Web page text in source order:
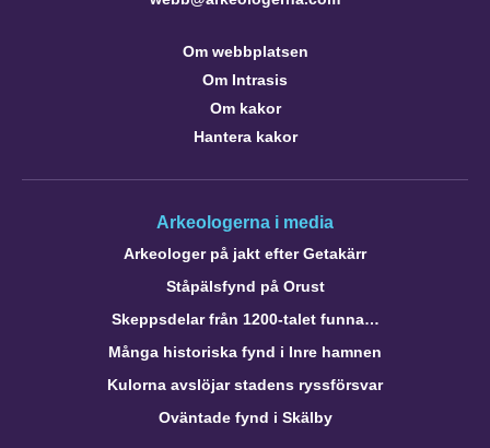
Om webbplatsen
Om Intrasis
Om kakor
Hantera kakor
Arkeologerna i media
Arkeologer på jakt efter Getakärr
Ståpälsfynd på Orust
Skeppsdelar från 1200-talet funna…
Många historiska fynd i Inre hamnen
Kulorna avslöjar stadens ryssförsvar
Oväntade fynd i Skälby